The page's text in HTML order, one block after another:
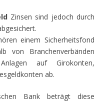
Zinsen sind jedoch durch
einem Sicherheitsfond
von Branchenverbänden
auf Girokonten,
ab.
Bank beträgt diese